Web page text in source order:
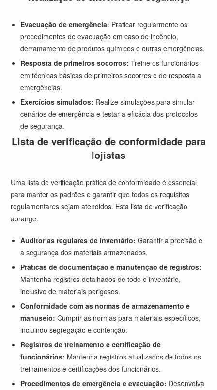
Evacuação de emergência: Praticar regularmente os
procedimentos de evacuação em caso de incêndio,
derramamento de produtos químicos e outras emergências.
Resposta de primeiros socorros: Treine os funcionários
em técnicas básicas de primeiros socorros e de resposta a
emergências.
Exercícios simulados: Realize simulações para simular
cenários de emergência e testar a eficácia dos protocolos
de segurança.
Lista de verificação de conformidade para
lojistas
Uma lista de verificação prática de conformidade é essencial
para manter os padrões e garantir que todos os requisitos
regulamentares sejam atendidos. Esta lista de verificação
abrange:
Auditorias regulares de inventário: Garantir a precisão e
a segurança dos materiais armazenados.
Práticas de documentação e manutenção de registros:
Mantenha registros detalhados de todo o inventário,
inclusive de materiais perigosos.
Conformidade com as normas de armazenamento e
manuseio: Cumprir as normas para materiais específicos,
incluindo segregação e contenção.
Registros de treinamento e certificação de
funcionários: Mantenha registros atualizados de todos os
treinamentos e certificações dos funcionários.
Procedimentos de emergência e evacuação: Desenvolva